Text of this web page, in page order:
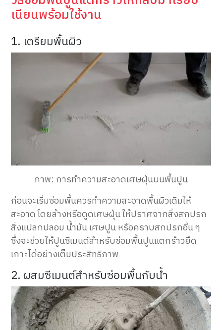
เนียนพร้อมใช้งาน
1. เตรียมพื้นผิว
ภาพ: การทำความสะอาดเศษฝุ่นบนพื้นปูน
ก่อนจะเริ่มซ่อมพื้นควรทำความสะอาดพื้นผิวเดิมให้
สะอาด โดยล้างหรือดูดเศษฝุ่น ให้ปราศจากสิ่งสกปรก
สิ่งแปลกปลอม น้ำมัน เศษปูน หรือคราบสกปรกอื่น ๆ
ซึ่งจะช่วยให้ปูนซีเมนต์สำหรับซ่อมพื้นปูนแตกร้าวยึด
เกาะได้อย่างเต็มประสิทธิภาพ
2. ผสมซีเมนต์สำหรับซ่อมพื้นกับน้ำ